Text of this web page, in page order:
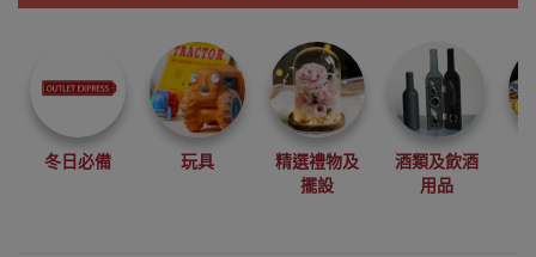
我們每月會固定
尋找最更新、最
潮、有特色而且
優惠的優質產
品，從用家的角
度為你帶來你的
最好選擇。
冬日必備 玩具
精選禮物及
擺設
酒類及飲酒
用品